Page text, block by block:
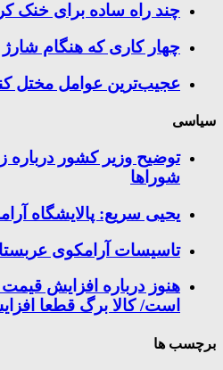
چند راه‌ ساده برای خنک
چهار کاری که هنگام شارژ
عجیب‌ترین عوامل مختل
سیاسی
توضیح وزیر کشور درباره
شوراها
یحیی سریع: پالایشگاه
تاسیسات آرامکوی
هنوز درباره افزایش
است/ کالا برگ قطعا
برچسب ها